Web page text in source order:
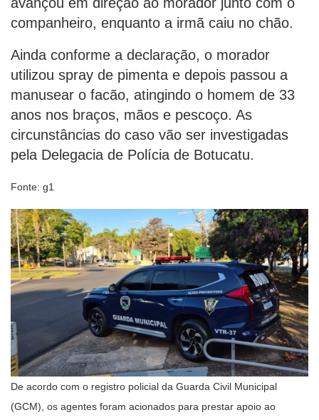
companheiro, enquanto a irmã caiu no chão.
Ainda conforme a declaração, o morador
utilizou spray de pimenta e depois passou a
manusear o facão, atingindo o homem de 33
anos nos braços, mãos e pescoço. As
circunstâncias do caso vão ser investigadas
pela Delegacia de Polícia de Botucatu.
Fonte: g1
De acordo com o registro policial da Guarda Civil Municipal
(GCM), os agentes foram acionados para prestar apoio ao